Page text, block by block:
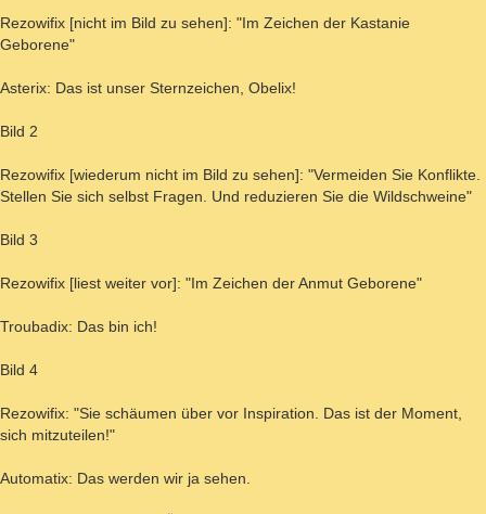
Rezowifix [nicht im Bild zu sehen]: "Im Zeichen der Kastanie
Geborene"
Asterix: Das ist unser Sternzeichen, Obelix!
Bild 2
Rezowifix [wiederum nicht im Bild zu sehen]: "Vermeiden Sie Konflikte.
Stellen Sie sich selbst Fragen. Und reduzieren Sie die Wildschweine"
Bild 3
Rezowifix [liest weiter vor]: "Im Zeichen der Anmut Geborene"
Troubadix: Das bin ich!
Bild 4
Rezowifix: "Sie schäumen über vor Inspiration. Das ist der Moment,
sich mitzuteilen!"
Automatix: Das werden wir ja sehen.